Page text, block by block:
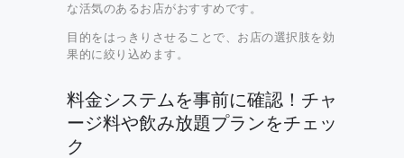
な活気のあるお店がおすすめです。
目的をはっきりさせることで、お店の選択肢を効
果的に絞り込めます。
料金システムを事前に確認！チャ
ージ料や飲み放題プランをチェッ
ク